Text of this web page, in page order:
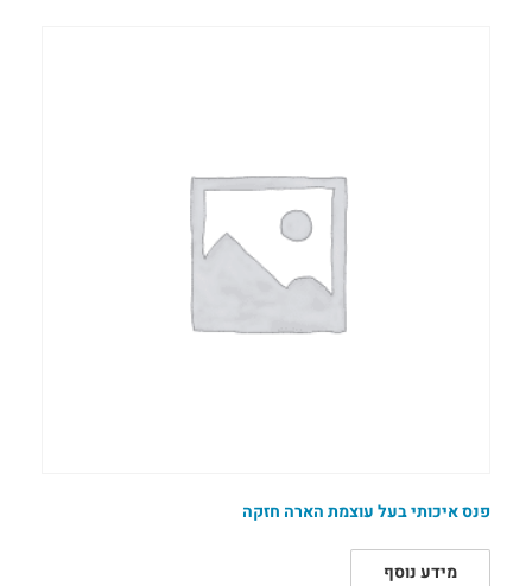
פנס איכותי בעל עוצמת הארה חזקה
מידע נוסף